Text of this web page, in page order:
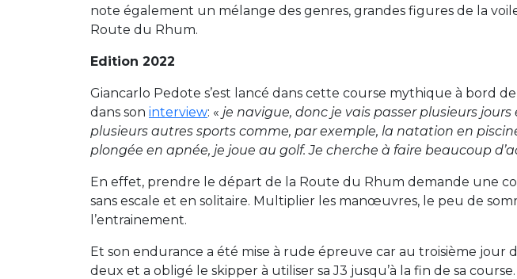
note également un mélange des genres, grandes figures de la
Route du Rhum.
Edition 2022
Giancarlo Pedote s’est lancé dans cette course mythique à bord
dans son interview: « je navigue, donc je vais passer plusieurs
plusieurs autres sports comme, par exemple, la natation en
plongée en apnée, je joue au golf. Je cherche à faire beaucoup
En effet, prendre le départ de la Route du Rhum demande une
sans escale et en solitaire. Multiplier les manœuvres, le peu de
l’entrainement.
Et son endurance a été mise à rude épreuve car au troisième jour
deux et a obligé le skipper à utiliser sa J3 jusqu’à la fin de sa